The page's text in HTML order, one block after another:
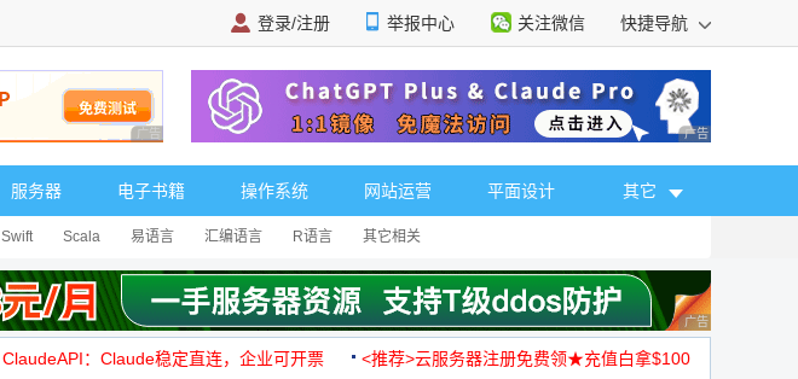
登录/注册 举报中心 关注微信 快捷导航
广告 商业广告，理性选择 广告 商业广告，理
服务器 电子书籍 操作系统 网站运营 平面设计 其它
Swift Scala 易语言 汇编语言 R语言 其它相关
广告 商业广告，理
ClaudeAPI：Claude稳定直连，企业可开票
<推荐>云服务器注册免费领★充值白拿$100